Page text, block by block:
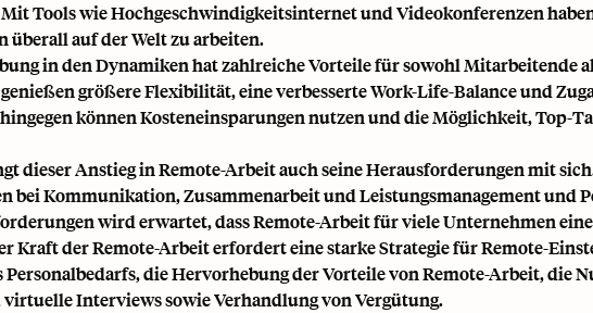
Tools wie Hochgeschwindigkeitsinternet und Videokonferenzen
überall auf der Welt zu arbeiten.
in den Dynamiken hat zahlreiche Vorteile für sowohl Mitarbeitende
größere Flexibilität, eine verbesserte Work-Life-Balance und
können Kosteneinsparungen nutzen und die Möglichkeit, Top-
dieser Anstieg in Remote-Arbeit auch seine Herausforderungen mit
bei Kommunikation, Zusammenarbeit undLeistungsmanagementund
wird erwartet, dass Remote-Arbeit für viele Unternehmen
Kraft der Remote-Arbeit erfordert eine starke Strategie für Remote-
die Hervorhebung der Vorteile von Remote-Arbeit, die
Interviews sowie Verhandlung von Vergütung.